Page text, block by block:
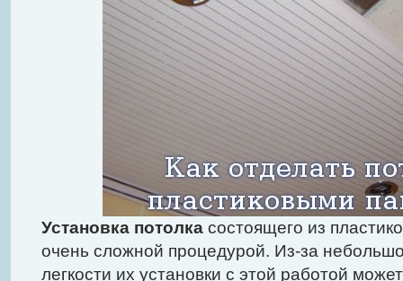
Установка потолка состоящего из
очень сложной процедурой. Из-за
легкости их установки с этой работой